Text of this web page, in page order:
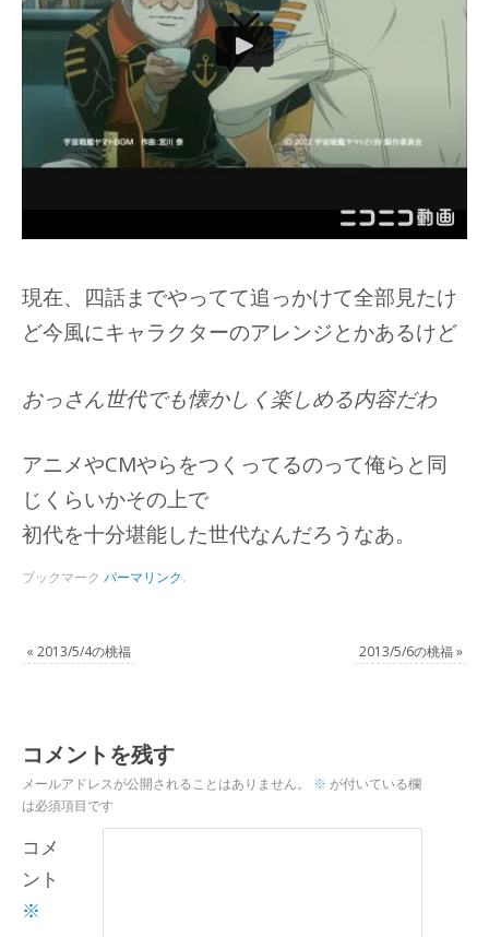
現在、四話までやってて追っかけて全部見たけ
ど今風にキャラクターのアレンジとかあるけど
おっさん世代でも懐かしく楽しめる内容だわ
アニメやCMやらをつくってるのって俺らと同
じくらいかその上で
初代を十分堪能した世代なんだろうなあ。
ブックマークパーマリンク.
« 2013/5/4の桃福 2013/5/6の桃福»
コメントを残す
メールアドレスが公開されることはありません。 ※ が付いている欄
は必須項目です
コメ
ント
※